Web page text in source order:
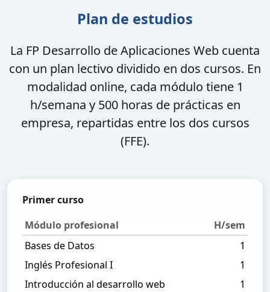
Plan de estudios
La FP Desarrollo de Aplicaciones Web cuenta
con un plan lectivo dividido en dos cursos. En
modalidad online, cada módulo tiene 1
h/semana y 500 horas de prácticas en
empresa, repartidas entre los dos cursos
(FFE).
Primer curso
Módulo profesional
H/sem
Bases de Datos
1
Inglés Profesional I
1
Introducción al desarrollo web
1